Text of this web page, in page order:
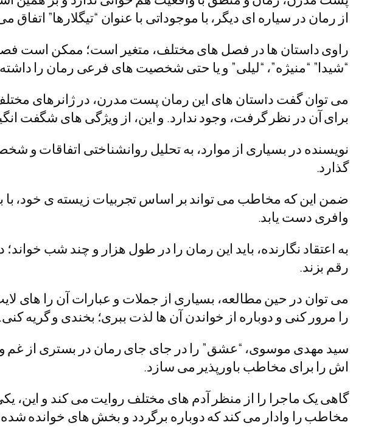
از رمان در سیاره ای دیگر، با موجوداتی با عنوان “تیگلارها” اتفاق
راوی داستان ها در فصل های مختلف، متغیر است؛ ممکن است
“شیدا” “منیژه”، “لیلی” و یا حتی شخصیت های فرعی رمان را
می توان گفت داستان های این رمان پست مدرن، در ژانرهای
برای آن در نظر گرفت، وجود ندارد. و این، از ویژگی های شگفت
نویسنده در بسیاری از موارد، به تحلیل روانشناختی اتفاقات و
گذارد.
ضمن این که مخاطب می تواند بر اساس تجربیات زیسته ی خود،
وافری دست یابد.
به اعتقاد نگارنده، باید این رمان را در طول هزار و چند شب
رقم بزند.
می توان در حین مطالعه، بسیاری از جملات و عبارات آن را های
را مرور کنی و دوباره از خواندن آن ها لذت ببری؛ بخندی و گریه کنی.
سید مهدی موسوی، “عشق” را در جای جای رمان در بستری از غم و
اش را برای مخاطب باورپذیر می سازد.
گاهی یک ماجرا را از منظر آدم های مختلف روایت می کند و
مخاطب را وادار می کند که دوباره برگردد و بخش های خوانده شده